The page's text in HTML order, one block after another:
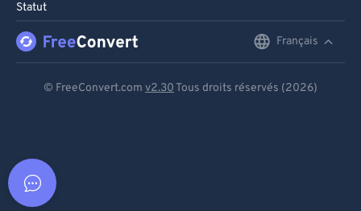
Statut
Français
© FreeConvert.com v2.30 Tous droits réservés (2026)